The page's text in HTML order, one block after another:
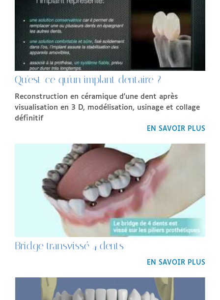
Qu'est-ce qu'un implant dentaire ?
Reconstruction en céramique d'une dent après
visualisation en 3 D, modélisation, usinage et collage
définitif
EN SAVOIR PLUS
Bridge transvissé 4 dents
EN SAVOIR PLUS